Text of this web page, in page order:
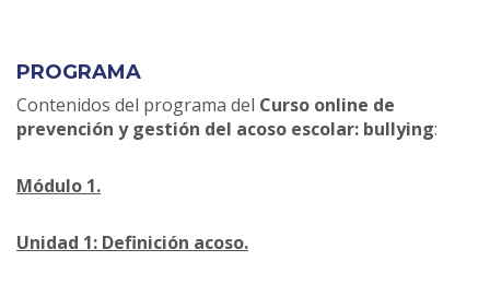
PROGRAMA
Contenidos del programa del Curso online de
prevención y gestión del acoso escolar: bullying:
Módulo 1.
Unidad 1: Definición acoso.